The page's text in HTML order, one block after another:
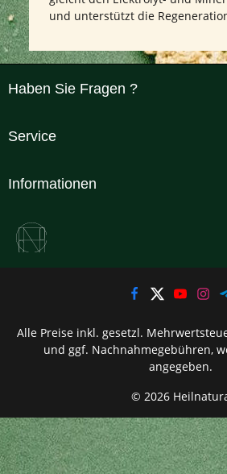
und unterstützt die
Haben Sie Fragen ?
Service
Informationen
© 2026
Alle Preise inkl. gesetzl.
und ggf. Nachnahmegebühren,
angegeben.